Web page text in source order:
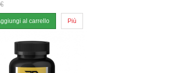
al carrello Più